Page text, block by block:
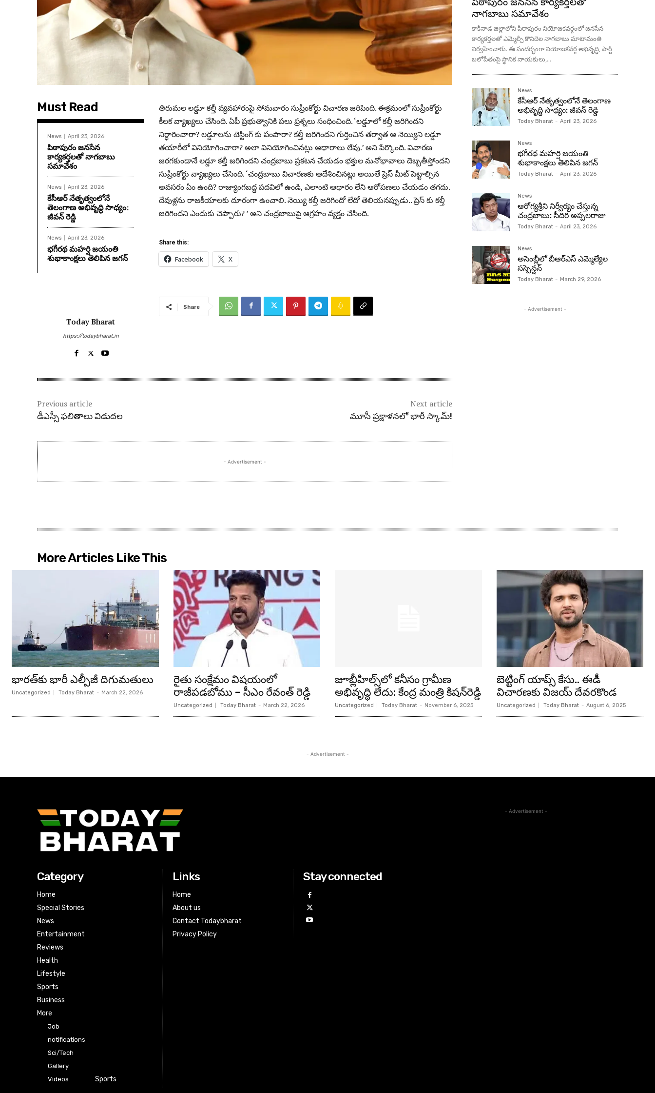
Must Read
News April 23, 2026
పిఠాపురం జనసేన
కార్యకర్తలతో నాగబాబు
సమావేశం
News April 23, 2026
కేసీఆర్ నేతృత్వంలోనే
తెలంగాణ అభివృద్ధి సాధ్యం:
జీవన్ రెడ్డి
News April 23, 2026
భగీరథ మహర్షి జయంతి
శుభాకాంక్షలు తెలిపిన జగన్‌
Today Bharat
https://todaybharat.in
తిరుమల లడ్డూ కల్తీ వ్యవహారంపై సోమవారం సుప్రీంకోర్టు విచారణ జరిపింది. ఈక్రమంలో సుప్రీంకోర్టు
కీలక వ్యాఖ్యలు చేసింది. ఏపీ ప్రభుత్వానికి పలు ప్రశ్నలు సంధించింది. ‘లడ్డూలో కల్తీ జరిగిందని
నిర్ధారించారా? లడ్డూలను టెస్టింగ్ కు పంపారా? కల్తీ జరిగిందని గుర్తించిన తర్వాత ఆ నెయ్యిని లడ్డూ
తయారీలో వినియోగించారా? అలా వినియోగించినట్లు ఆధారాలు లేవు.’ అని పేర్కొంది. విచారణ
జరగకుండానే లడ్డూ కల్తీ జరిగిందని చంద్రబాబు ప్రకటన చేయడం భక్తుల మనోభావాలు దెబ్బతీస్తోందని
సుప్రీంకోర్టు వ్యాఖ్యలు చేసింది. ‘చంద్రబాబు విచారణకు ఆదేశించినట్లు అయితే ప్రెస్ మీట్ పెట్టాల్సిన
అవసరం ఏం ఉంది? రాజ్యాంగబద్ధ పదవిలో ఉండి, ఎలాంటి ఆధారం లేని ఆరోపణలు చేయడం తగదు.
దేవుళ్లను రాజకీయాలకు దూరంగా ఉంచాలి. నెయ్యి కల్తీ జరిగిందో లేదో తెలియనప్పుడు.. ప్రెస్ కు కల్తీ
జరిగిందని ఎందుకు చెప్పారు? ’ అని చంద్రబాబుపై ఆగ్రహం వ్యక్తం చేసింది.
Share this:
Facebook X
Share
Previous article
డీఎస్సీ ఫలితాలు విడుదల
Next article
మూసీ ప్రక్షాళనలో భారీ స్కామ్!
- Advertisement -
నాగబాబు సమావేశం
కాకినాడ జిల్లాలోని పిఠాపురం నియోజకవర్గంలో జనసేన
కార్యకర్తలతో ఎమ్మెల్సీ కొనిదెల నాగబాబు మాటామంతి
నిర్వహించారు. ఈ సందర్భంగా నియోజకవర్గ అభివృద్ధి, పార్టీ
బలోపేతంపై స్థానిక నాయకులు,...
News
కేసీఆర్ నేతృత్వంలోనే తెలంగాణ
అభివృద్ధి సాధ్యం: జీవన్ రెడ్డి
Today Bharat - April 23, 2026
News
భగీరథ మహర్షి జయంతి
శుభాకాంక్షలు తెలిపిన జగన్‌
Today Bharat - April 23, 2026
News
ఆరోగ్యశ్రీని నిర్వీర్యం చేస్తున్న
చంద్రబాబు: సీదిరి అప్పలరాజు
Today Bharat - April 23, 2026
News
అసెంబ్లీలో బీఆర్‌ఎస్ ఎమ్మెల్యేల
సస్పెన్షన్‌
Today Bharat - March 29, 2026
- Advertisement -
More Articles Like This
భారత్‌కు భారీ ఎల్పీజీ దిగుమతులు
Uncategorized Today Bharat - March 22, 2026
రైతు సంక్షేమం విషయంలో
రాజీపడబోము – సీఎం రేవంత్ రెడ్డి
Uncategorized Today Bharat - March 22, 2026
జూబ్లీహిల్స్‌లో క‌నీసం గ్రామీణ
అభివృద్ధి లేదు: కేంద్ర మంత్రి కిషన్‌రెడ్డి
Uncategorized Today Bharat - November 6, 2025
బెట్టింగ్ యాప్స్ కేసు.. ఈడీ
విచారణకు విజయ్ దేవరకొండ
Uncategorized Today Bharat - August 6, 2025
- Advertisement -
Category
Home
Special Stories
News
Entertainment
Reviews
Health
Lifestyle
Sports
Business
More
Job
notifications
Sci/Tech
Gallery
Videos
Sports
Links
Home
About us
Contact Todaybharat
Privacy Policy
Stay connected
- Advertisement -